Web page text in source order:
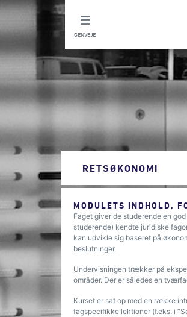
GENVEJE
RETSØKONOMI
MODULETS INDHOLD,
Faget giver de studerende en
studerende) kendte juridiske
kan udvikle sig baseret på
beslutninger.
Undervisningen trækker på
områder. Der er således en
Kurset er sat op med en række
fagspecifikke lektioner (f.eks. i